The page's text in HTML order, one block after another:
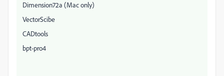
Dimension72a (Mac only)
VectorScibe
CADtools
bpt-pro4